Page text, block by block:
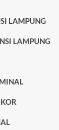
LAMPUNG
LAMPUNG